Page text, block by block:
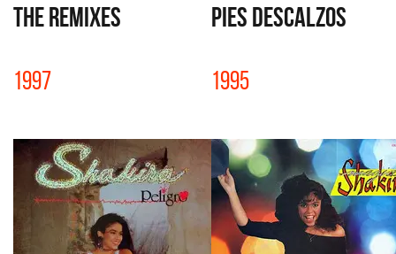
THE REMIXES
1997
PIES DESCALZOS
1995